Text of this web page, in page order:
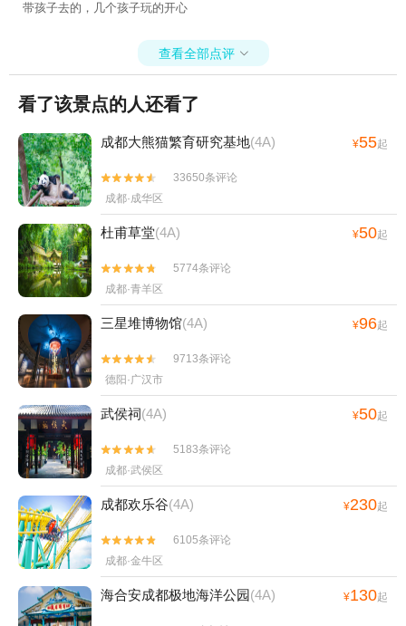
带孩子去的，几个孩子玩的开心
查看全部点评 
看了该景点的人还看了
成都大熊猫繁育研究基地(4A) ¥55起


33650条评论
成都·成华区
杜甫草堂(4A) ¥50起


5774条评论
成都·青羊区
三星堆博物馆(4A) ¥96起


9713条评论
德阳·广汉市
武侯祠(4A) ¥50起


5183条评论
成都·武侯区
成都欢乐谷(4A) ¥230起


6105条评论
成都·金牛区
海合安成都极地海洋公园(4A) ¥130起